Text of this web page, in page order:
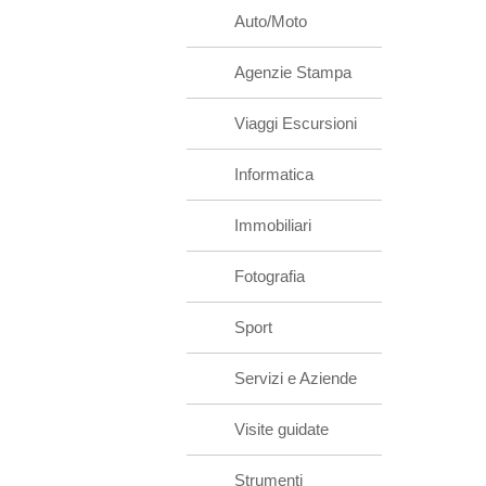
Auto/Moto
Agenzie Stampa
Viaggi Escursioni
Informatica
Immobiliari
Fotografia
Sport
Servizi e Aziende
Visite guidate
Strumenti